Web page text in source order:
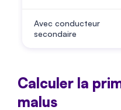
Avec conducteur
secondaire
Calculer la
malus